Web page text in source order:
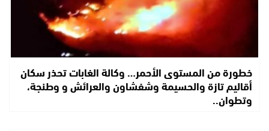
خطورة من المستوى الأحمر… وكالة الغابات تحذر سكان
أقاليم تازة والحسيمة وشفشاون والعرائش و وطنجة،
وتطوان..